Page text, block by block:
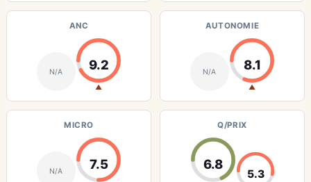
ANC
N/A 9.2
▲
AUTONOMIE
N/A 8.1
▲
MICRO
N/A 7.5
Q/PRIX
6.8
5.3